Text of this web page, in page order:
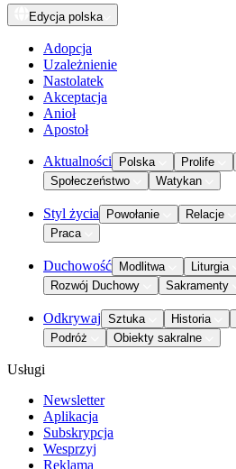
Edycja polska
Adopcja
Uzależnienie
Nastolatek
Akceptacja
Anioł
Apostoł
Aktualności Polska Prolife
Społeczeństwo
Watykan
Styl życia Powołanie Relacje
Praca
Duchowość Modlitwa Liturgia
Rozwój Duchowy
Sakramenty
Odkrywaj Sztuka Historia
Podróż
Obiekty sakralne
Usługi
Newsletter
Aplikacja
Subskrypcja
Wesprzyj
Reklama